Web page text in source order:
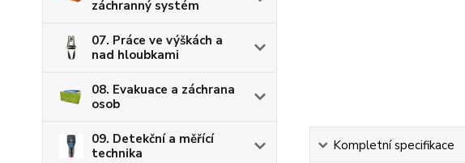
záchranný systém
07. Práce ve výškách a
nad hloubkami
08. Evakuace a záchrana
osob
09. Detekční a měřící
technika
Kompletní specifikace